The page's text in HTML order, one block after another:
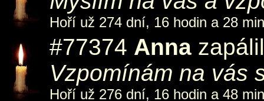
Hoří už 274 dní, 16 hodin a 28
#77374 Anna
Vzpomínám na vás
Hoří už 276 dní, 16 hodin a 48